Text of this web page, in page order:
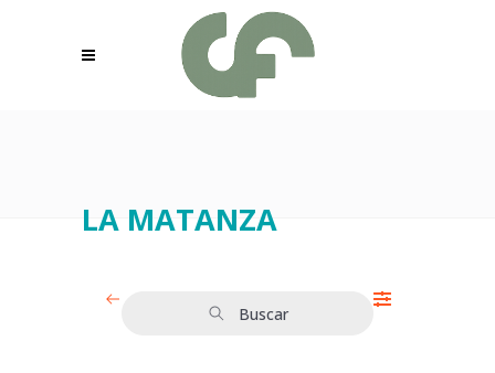
LA MATANZA
Buscar